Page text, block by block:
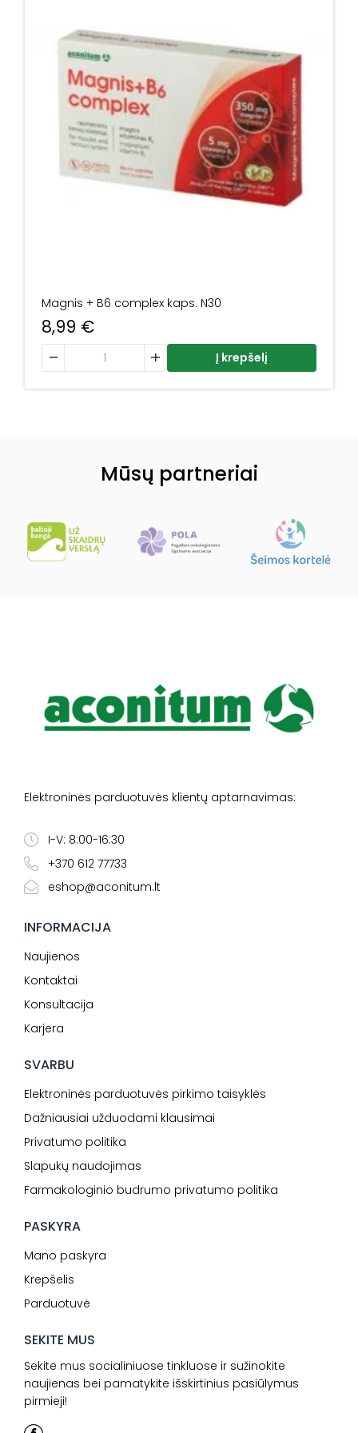
Magnis + B6 complex kaps. N30
8,99 €
produkto kiekis: Magnis + B6 complex kaps. N30
Į krepšelį
Mūsų partneriai
Elektroninės parduotuvės klientų aptarnavimas:
I-V: 8:00-16:30
+370 612 77733
eshop@aconitum.lt
INFORMACIJA
Naujienos
Kontaktai
Konsultacija
Karjera
SVARBU
Elektroninės parduotuvės pirkimo taisyklės
Dažniausiai užduodami klausimai
Privatumo politika
Slapukų naudojimas
Farmakologinio budrumo privatumo politika
PASKYRA
Mano paskyra
Krepšelis
Parduotuvė
SEKITE MUS
Sekite mus socialiniuose tinkluose ir sužinokite
naujienas bei pamatykite išskirtinius pasiūlymus
pirmieji!